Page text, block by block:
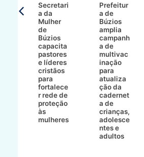
Secretari
a da
Mulher
de
Búzios
capacita
pastores
e líderes
cristãos
para
fortalece
r rede de
proteção
às
mulheres
Prefeitur
a de
Búzios
amplia
campanh
a de
multivac
inação
para
atualiza
ção da
cadernet
a de
crianças,
adolesce
ntes e
adultos